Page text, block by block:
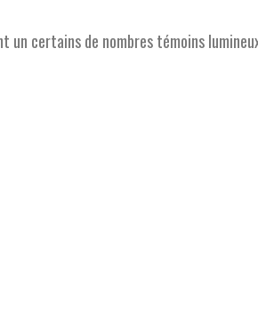
un certains de nombres témoins